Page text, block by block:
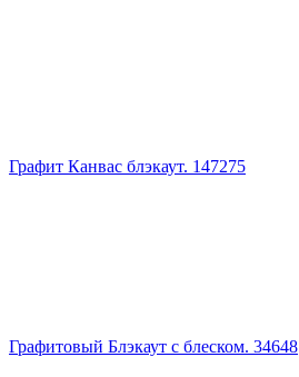
Графит Канвас блэкаут. 147275
Графитовый Блэкаут с блеском. 34648